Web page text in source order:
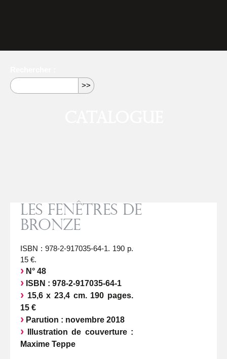
Les fenêtres de
bronze
ISBN : 978-2-917035-64-1. 190 p.
15 €.
N° 48
ISBN : 978-2-917035-64-1
15,6 x 23,4 cm. 190 pages.
15 €
Parution : novembre 2018
Illustration de couverture :
Maxime Teppe